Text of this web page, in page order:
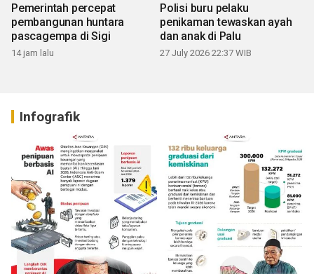
Pemerintah percepat
pembangunan huntara
pascagempa di Sigi
14 jam lalu
Polisi buru pelaku
penikaman tewaskan ayah
dan anak di Palu
27 July 2026 22:37 WIB
Infografik